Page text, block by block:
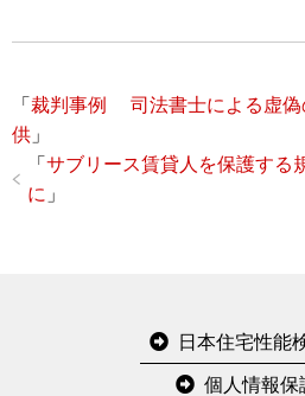
「 裁判事例 司法書士による虚偽
供 」
「 サブリース賃貸人を保護する
に 」
日本住宅性能
個人情報保